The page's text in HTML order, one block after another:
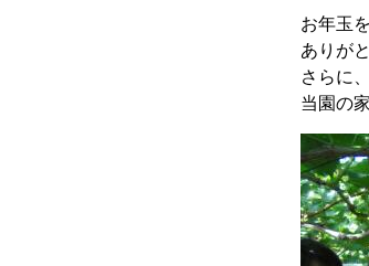
お年玉
ありが
さらに
当園の